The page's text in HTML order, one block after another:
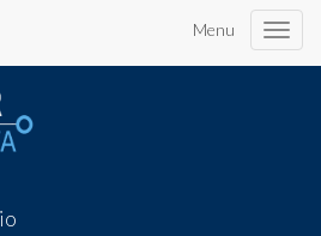
Menu
Toggle